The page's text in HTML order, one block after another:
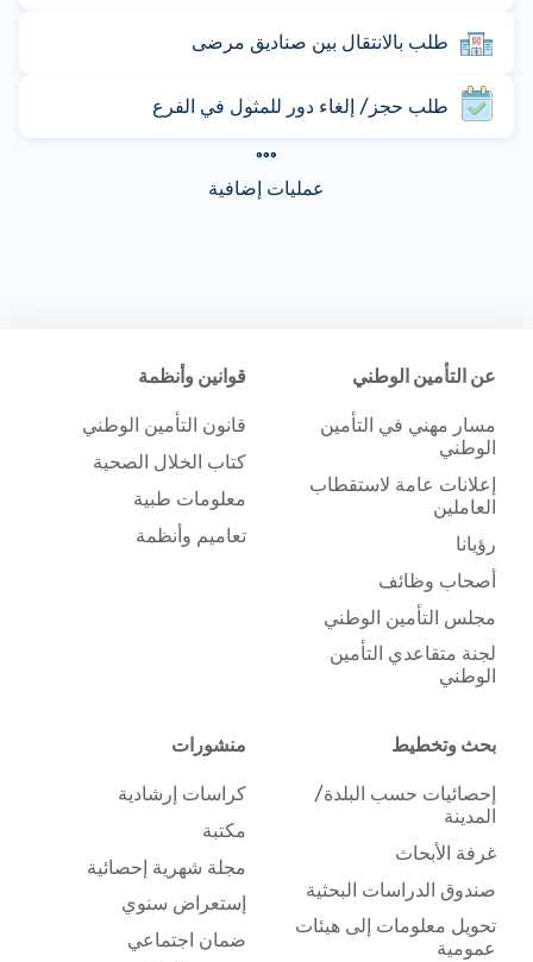
طلب بالانتقال بين صناديق مرضى
طلب حجز/ إلغاء دور للمثول في الفرع
عمليات إضافية
عن التأمين الوطني
مسار مهني في التأمين
الوطني
إعلانات عامة لاستقطاب
العاملين
رؤيانا
أصحاب وظائف
مجلس التأمين الوطني
لجنة متقاعدي التأمين
الوطني
قوانين وأنظمة
قانون التأمين الوطني
كتاب الخلال الصحية
معلومات طبية
تعاميم وأنظمة
بحث وتخطيط
إحصائيات حسب البلدة/
المدينة
غرفة الأبحاث
صندوق الدراسات البحثية
تحويل معلومات إلى هيئات
عمومية
منشورات
كراسات إرشادية
مكتبة
مجلة شهرية إحصائية
إستعراض سنوي
ضمان اجتماعي